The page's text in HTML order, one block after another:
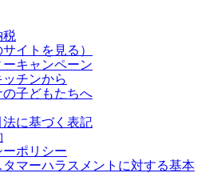
税
イトを見る ）
キャンペーン
チンから
の子どもたちへ
に基づく表記
ポリシー
マーハラスメントに対する基本